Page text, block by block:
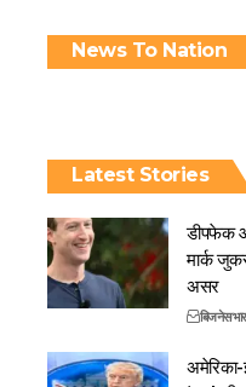
News To Nation
Latest Stories
डीपफेक
मार्क
असर
बिजनेस
अमेरिका-